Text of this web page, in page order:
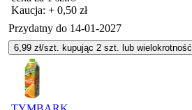
Kaucja: + 0,50 zł
Przydatny do 14-01-2027
6,99 zł/szt. kupując 2 szt. lub wielokrotność